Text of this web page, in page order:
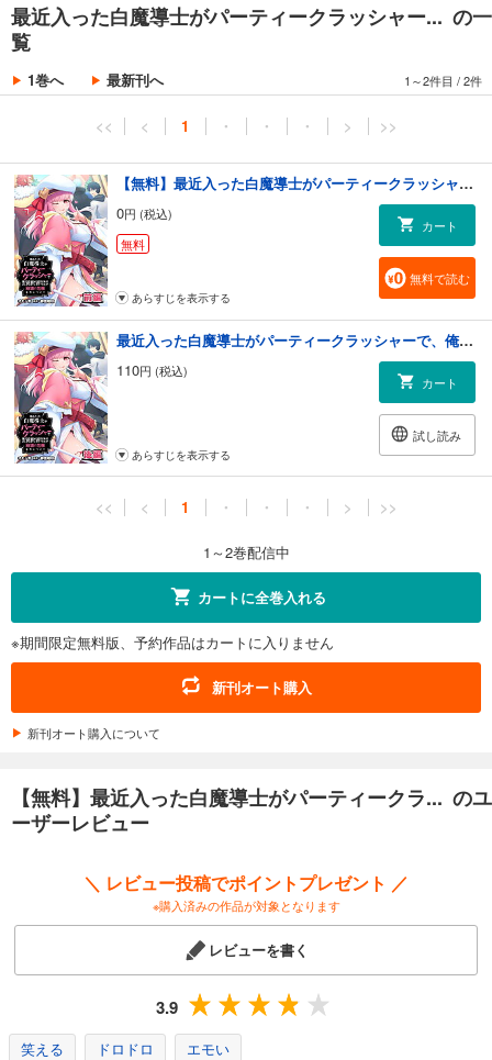
最近入った白魔導士がパーティークラッシャー... の一
覧
1巻へ 最新刊へ 1～2件目 /2件
<< < 1 ・ ・ ・ > >>
【無料】最近入った白魔導士がパーティークラッシャーで、俺の異世界冒険者生活が崩壊の危機な件について 前編 【読切版】
0円 (税込)
無料
カート
無料で読む
あらすじを表示する
最近入った白魔導士がパーティークラッシャーで、俺の異世界冒険者生活が崩壊の危機な件について 後編 【読切版】
110円 (税込)
カート
試し読み
あらすじを表示する
<< < 1 ・ ・ ・ > >>
1～2巻配信中
カートに全巻入れる
※期間限定無料版、予約作品はカートに入りません
新刊オート購入
新刊オート購入について
【無料】最近入った白魔導士がパーティークラ... のユ
ーザーレビュー
＼ レビュー投稿でポイントプレゼント ／
※購入済みの作品が対象となります
レビューを書く
3.9
笑える ドロドロ エモい